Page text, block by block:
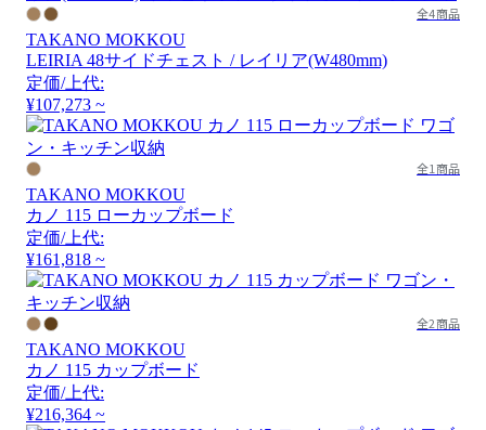
全4商品
TAKANO MOKKOU
LEIRIA 48サイドチェスト / レイリア(W480mm)
定価/上代:
¥107,273 ~
全1商品
TAKANO MOKKOU
カノ 115 ローカップボード
定価/上代:
¥161,818 ~
全2商品
TAKANO MOKKOU
カノ 115 カップボード
定価/上代:
¥216,364 ~